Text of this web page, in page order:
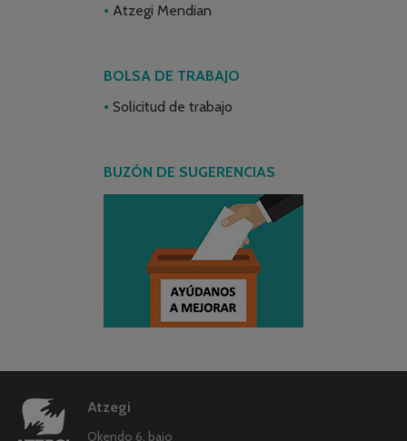
Atzegi Mendian
BOLSA DE TRABAJO
Solicitud de trabajo
BUZÓN DE SUGERENCIAS
Atzegi
Okendo 6, bajo